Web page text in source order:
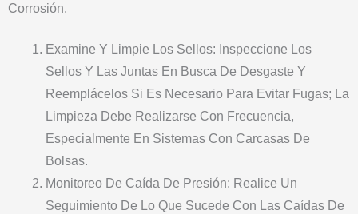
Corrosión.
Examine Y Limpie Los Sellos: Inspeccione Los
Sellos Y Las Juntas En Busca De Desgaste Y
Reemplácelos Si Es Necesario Para Evitar Fugas; La
Limpieza Debe Realizarse Con Frecuencia,
Especialmente En Sistemas Con Carcasas De
Bolsas.
Monitoreo De Caída De Presión: Realice Un
Seguimiento De Lo Que Sucede Con Las Caídas De